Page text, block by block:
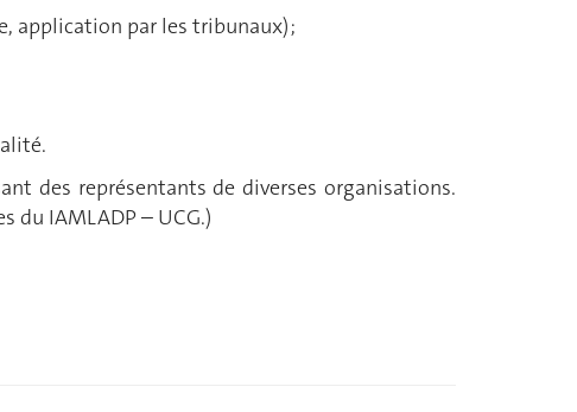
application par les tribunaux) ;
des représentants de diverses organisations.
du IAMLADP – UCG.)